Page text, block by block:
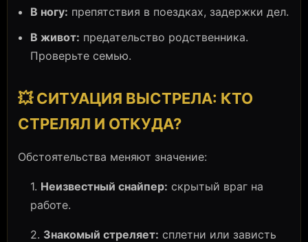
В ногу: препятствия в поездках, задержки дел.
В живот: предательство родственника.
Проверьте семью.
💥 СИТУАЦИЯ ВЫСТРЕЛА: КТО
СТРЕЛЯЛ И ОТКУДА?
Обстоятельства меняют значение:
1. Неизвестный снайпер: скрытый враг на
работе.
2. Знакомый стреляет: сплетни или зависть